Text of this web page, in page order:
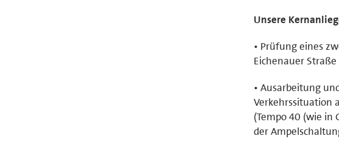
Unsere
• Prüfung eines
Eichenauer
• Ausarbeitung
Verkehrssituation
(Tempo 40 (wie in
der